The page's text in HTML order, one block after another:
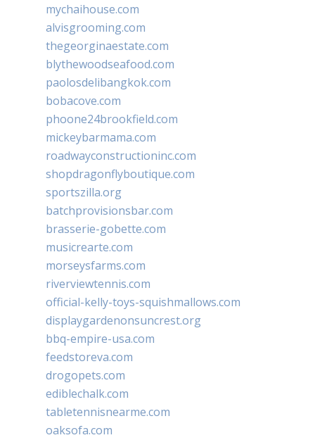
mychaihouse.com
alvisgrooming.com
thegeorginaestate.com
blythewoodseafood.com
paolosdelibangkok.com
bobacove.com
phoone24brookfield.com
mickeybarmama.com
roadwayconstructioninc.com
shopdragonflyboutique.com
sportszilla.org
batchprovisionsbar.com
brasserie-gobette.com
musicrearte.com
morseysfarms.com
riverviewtennis.com
official-kelly-toys-squishmallows.com
displaygardenonsuncrest.org
bbq-empire-usa.com
feedstoreva.com
drogopets.com
ediblechalk.com
tabletennisnearme.com
oaksofa.com